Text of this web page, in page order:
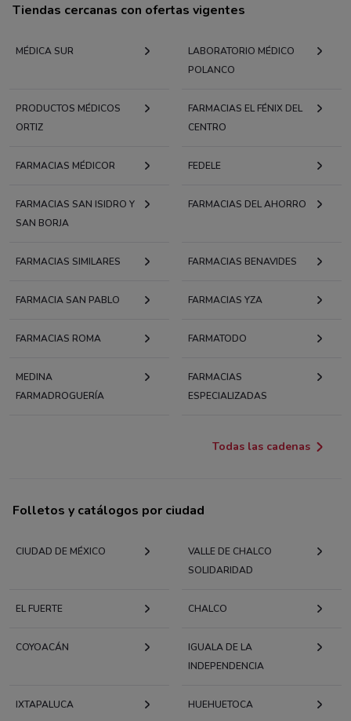
Tiendas cercanas con ofertas vigentes
MÉDICA SUR
LABORATORIO MÉDICO
POLANCO
PRODUCTOS MÉDICOS
ORTIZ
FARMACIAS EL FÉNIX DEL
CENTRO
FARMACIAS MÉDICOR FEDELE
FARMACIAS SAN ISIDRO Y
SAN BORJA
FARMACIAS DEL AHORRO
FARMACIAS SIMILARES FARMACIAS BENAVIDES
FARMACIA SAN PABLO FARMACIAS YZA
FARMACIAS ROMA FARMATODO
MEDINA
FARMADROGUERÍA
FARMACIAS
ESPECIALIZADAS
Todas las cadenas
Folletos y catálogos por ciudad
CIUDAD DE MÉXICO
VALLE DE CHALCO
SOLIDARIDAD
EL FUERTE CHALCO
COYOACÁN
IGUALA DE LA
INDEPENDENCIA
IXTAPALUCA HUEHUETOCA